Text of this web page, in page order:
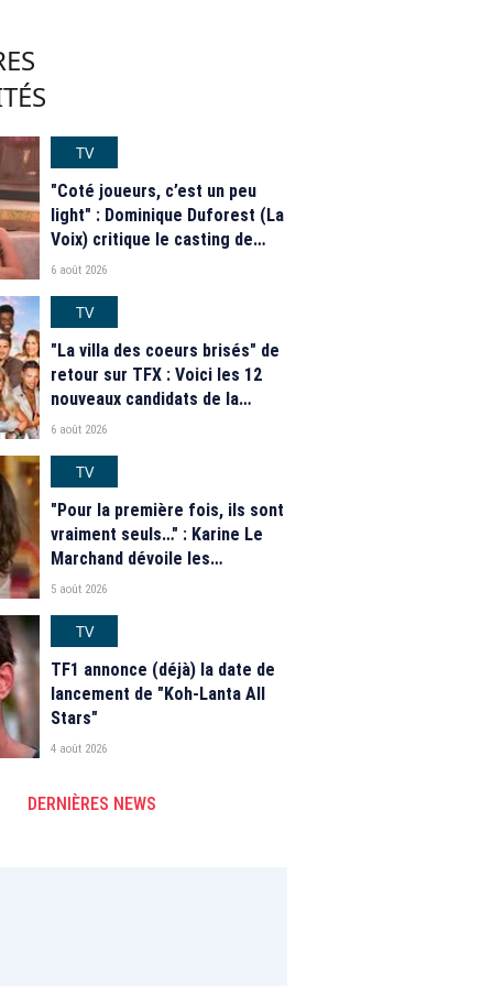
TV
"Coté joueurs, c’est un peu
light" : Dominique Duforest (La
Voix) critique le casting de
"Secret Story" 2026
6 août 2026
TV
"La villa des coeurs brisés" de
retour sur TFX : Voici les 12
nouveaux candidats de la
saison 2026
6 août 2026
TV
"Pour la première fois, ils sont
vraiment seuls…" : Karine Le
Marchand dévoile les
nouveautés des speed dating
2026
5 août 2026
TV
TF1 annonce (déjà) la date de
lancement de "Koh-Lanta All
Stars"
4 août 2026
DERNIÈRES NEWS